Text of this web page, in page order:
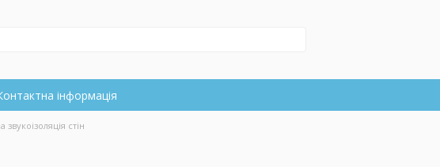
інформація
звукоізоляція стін